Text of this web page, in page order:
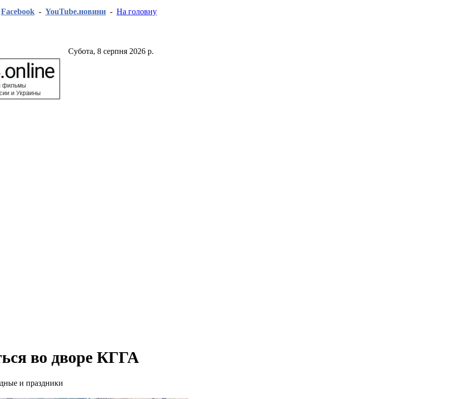
Facebook - YouTube.новини - На головну
Субота, 8 серпня 2026 р.
во дворе КГГА
и праздники